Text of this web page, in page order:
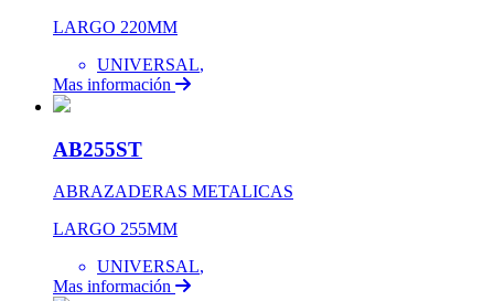
LARGO 220MM
UNIVERSAL,
Mas información
AB255ST
ABRAZADERAS METALICAS
LARGO 255MM
UNIVERSAL,
Mas información